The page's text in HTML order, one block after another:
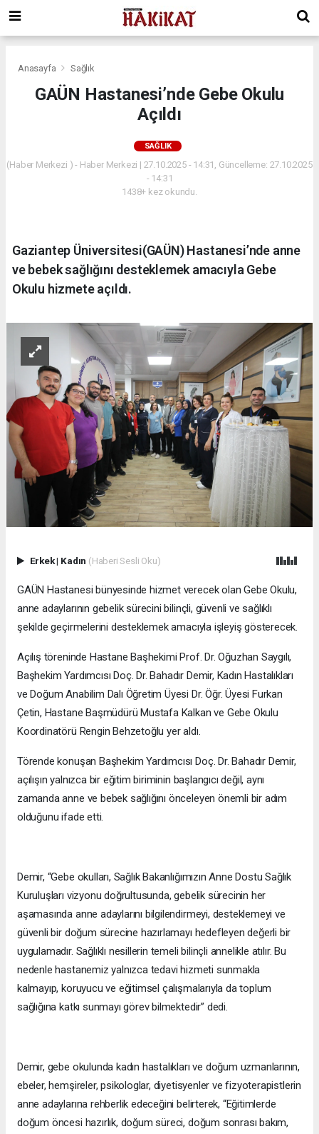
Anasayfa Sağlık
GAÜN Hastanesi’nde Gebe Okulu
Açıldı
SAĞLIK
(Haber Merkezi ) - Haber Merkezi | 27.10.2025 - 14:31, Güncelleme: 27.10.2025
- 14:31
1438+ kez okundu.
Gaziantep Üniversitesi(GAÜN) Hastanesi’nde anne
ve bebek sağlığını desteklemek amacıyla Gebe
Okulu hizmete açıldı.
Erkek| Kadın (Haberi Sesli Oku)
GAÜN Hastanesi bünyesinde hizmet verecek olan Gebe Okulu,
anne adaylarının gebelik sürecini bilinçli, güvenli ve sağlıklı
şekilde geçirmelerini desteklemek amacıyla işleyiş gösterecek.
Açılış töreninde Hastane Başhekimi Prof. Dr. Oğuzhan Saygılı,
Başhekim Yardımcısı Doç. Dr. Bahadır Demir, Kadın Hastalıkları
ve Doğum Anabilim Dalı Öğretim Üyesi Dr. Öğr. Üyesi Furkan
Çetin, Hastane Başmüdürü Mustafa Kalkan ve Gebe Okulu
Koordinatörü Rengin Behzetoğlu yer aldı.
Törende konuşan Başhekim Yardımcısı Doç. Dr. Bahadır Demir,
açılışın yalnızca bir eğitim biriminin başlangıcı değil, aynı
zamanda anne ve bebek sağlığını önceleyen önemli bir adım
olduğunu ifade etti.
Demir, “Gebe okulları, Sağlık Bakanlığımızın Anne Dostu Sağlık
Kuruluşları vizyonu doğrultusunda, gebelik sürecinin her
aşamasında anne adaylarını bilgilendirmeyi, desteklemeyi ve
güvenli bir doğum sürecine hazırlamayı hedefleyen değerli bir
uygulamadır. Sağlıklı nesillerin temeli bilinçli annelikle atılır. Bu
nedenle hastanemiz yalnızca tedavi hizmeti sunmakla
kalmayıp, koruyucu ve eğitimsel çalışmalarıyla da toplum
sağlığına katkı sunmayı görev bilmektedir” dedi.
Demir, gebe okulunda kadın hastalıkları ve doğum uzmanlarının,
ebeler, hemşireler, psikologlar, diyetisyenler ve fizyoterapistlerin
anne adaylarına rehberlik edeceğini belirterek, “Eğitimlerde
doğum öncesi hazırlık, doğum süreci, doğum sonrası bakım,